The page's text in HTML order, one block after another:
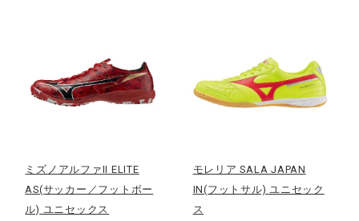
ジュニア／キッズ
コラボ／ライセンス
ミズノアルファII ELITE
AS(サッカー／フットボー
ル) ユニセックス
モレリア SALA JAPAN
IN(フットサル) ユニセック
ス